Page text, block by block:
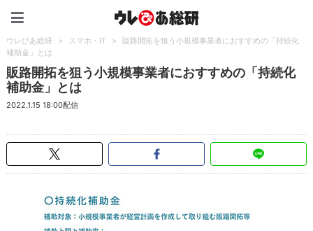
ウレぴあ総研 > スマホ・IT >
販路開拓を狙う小規模事業者におすすめの「持続化
補助金」とは
販路開拓を狙う小規模事業者におすすめの「持続化
補助金」とは
2022.1.15 18:00配信